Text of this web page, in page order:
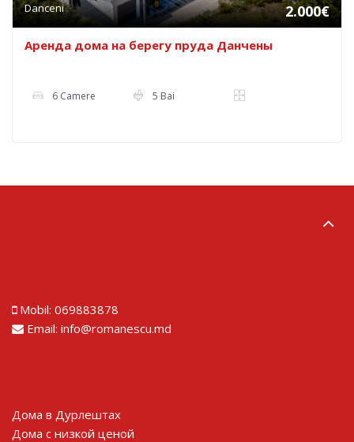
Danceni 2.000€
Аренда дома на берегу пруда Данчены
6 Camere 5 Bai
Mobil: 069883878
Email: info@romanescu.md
Дома в Дурлештах
Дома с низкой ценой